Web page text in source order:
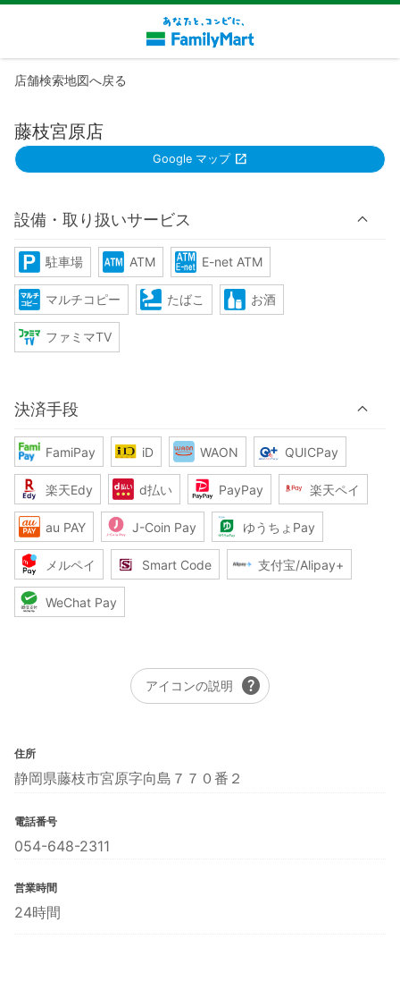
店舗検索地図へ戻る
藤枝宮原店
Google マップ
設備・取り扱いサービス
駐車場 ATM E-net ATM
マルチコピー たばこ お酒
ファミマTV
決済手段
FamiPay iD WAON QUICPay
楽天Edy d払い PayPay 楽天ペイ
au PAY J-Coin Pay ゆうちょPay
メルペイ Smart Code 支付宝/Alipay+
WeChat Pay
アイコンの説明 help
住所
静岡県藤枝市宮原字向島７７０番２
電話番号
054-648-2311
営業時間
24時間